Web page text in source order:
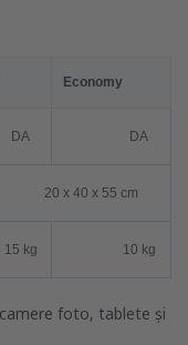
Economy
DA
x 55 cm
10 kg
foto, tablete și